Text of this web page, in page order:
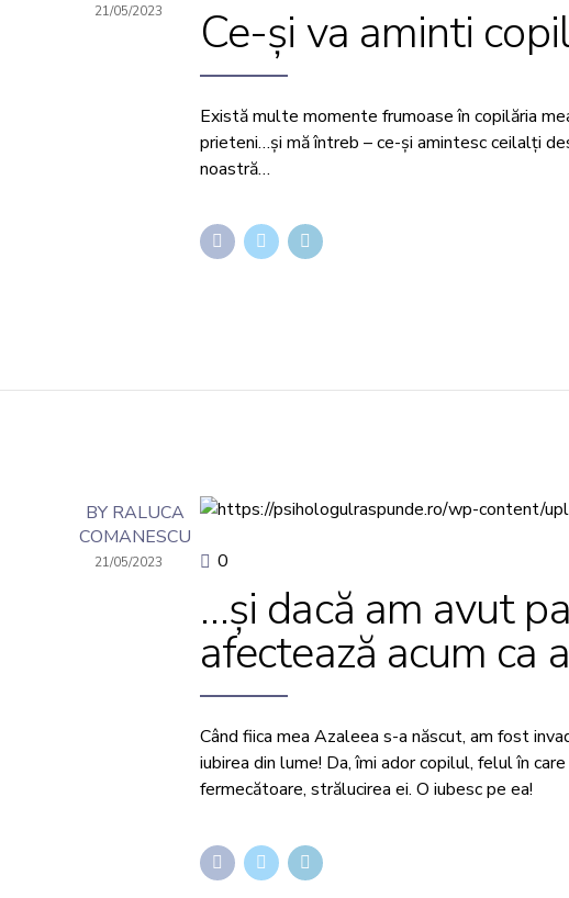
21/05/2023 Ce-și va aminti
Există multe momente frumoase în copilăria
prieteni…și mă întreb – ce-și amintesc ceilalți
noastră…
BY RALUCA
COMANESCU
21/05/2023 0
…și dacă am avut
afectează acum ca
Când fiica mea Azaleea s-a născut, am fost
iubirea din lume! Da, îmi ador copilul, felul în
fermecătoare, strălucirea ei. O iubesc pe ea!